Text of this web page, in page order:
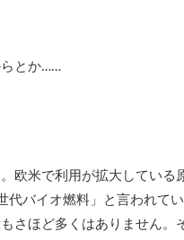
らとか……
欧米で利用が拡大している
代バイオ燃料」と言われて
さほど多くはありません。